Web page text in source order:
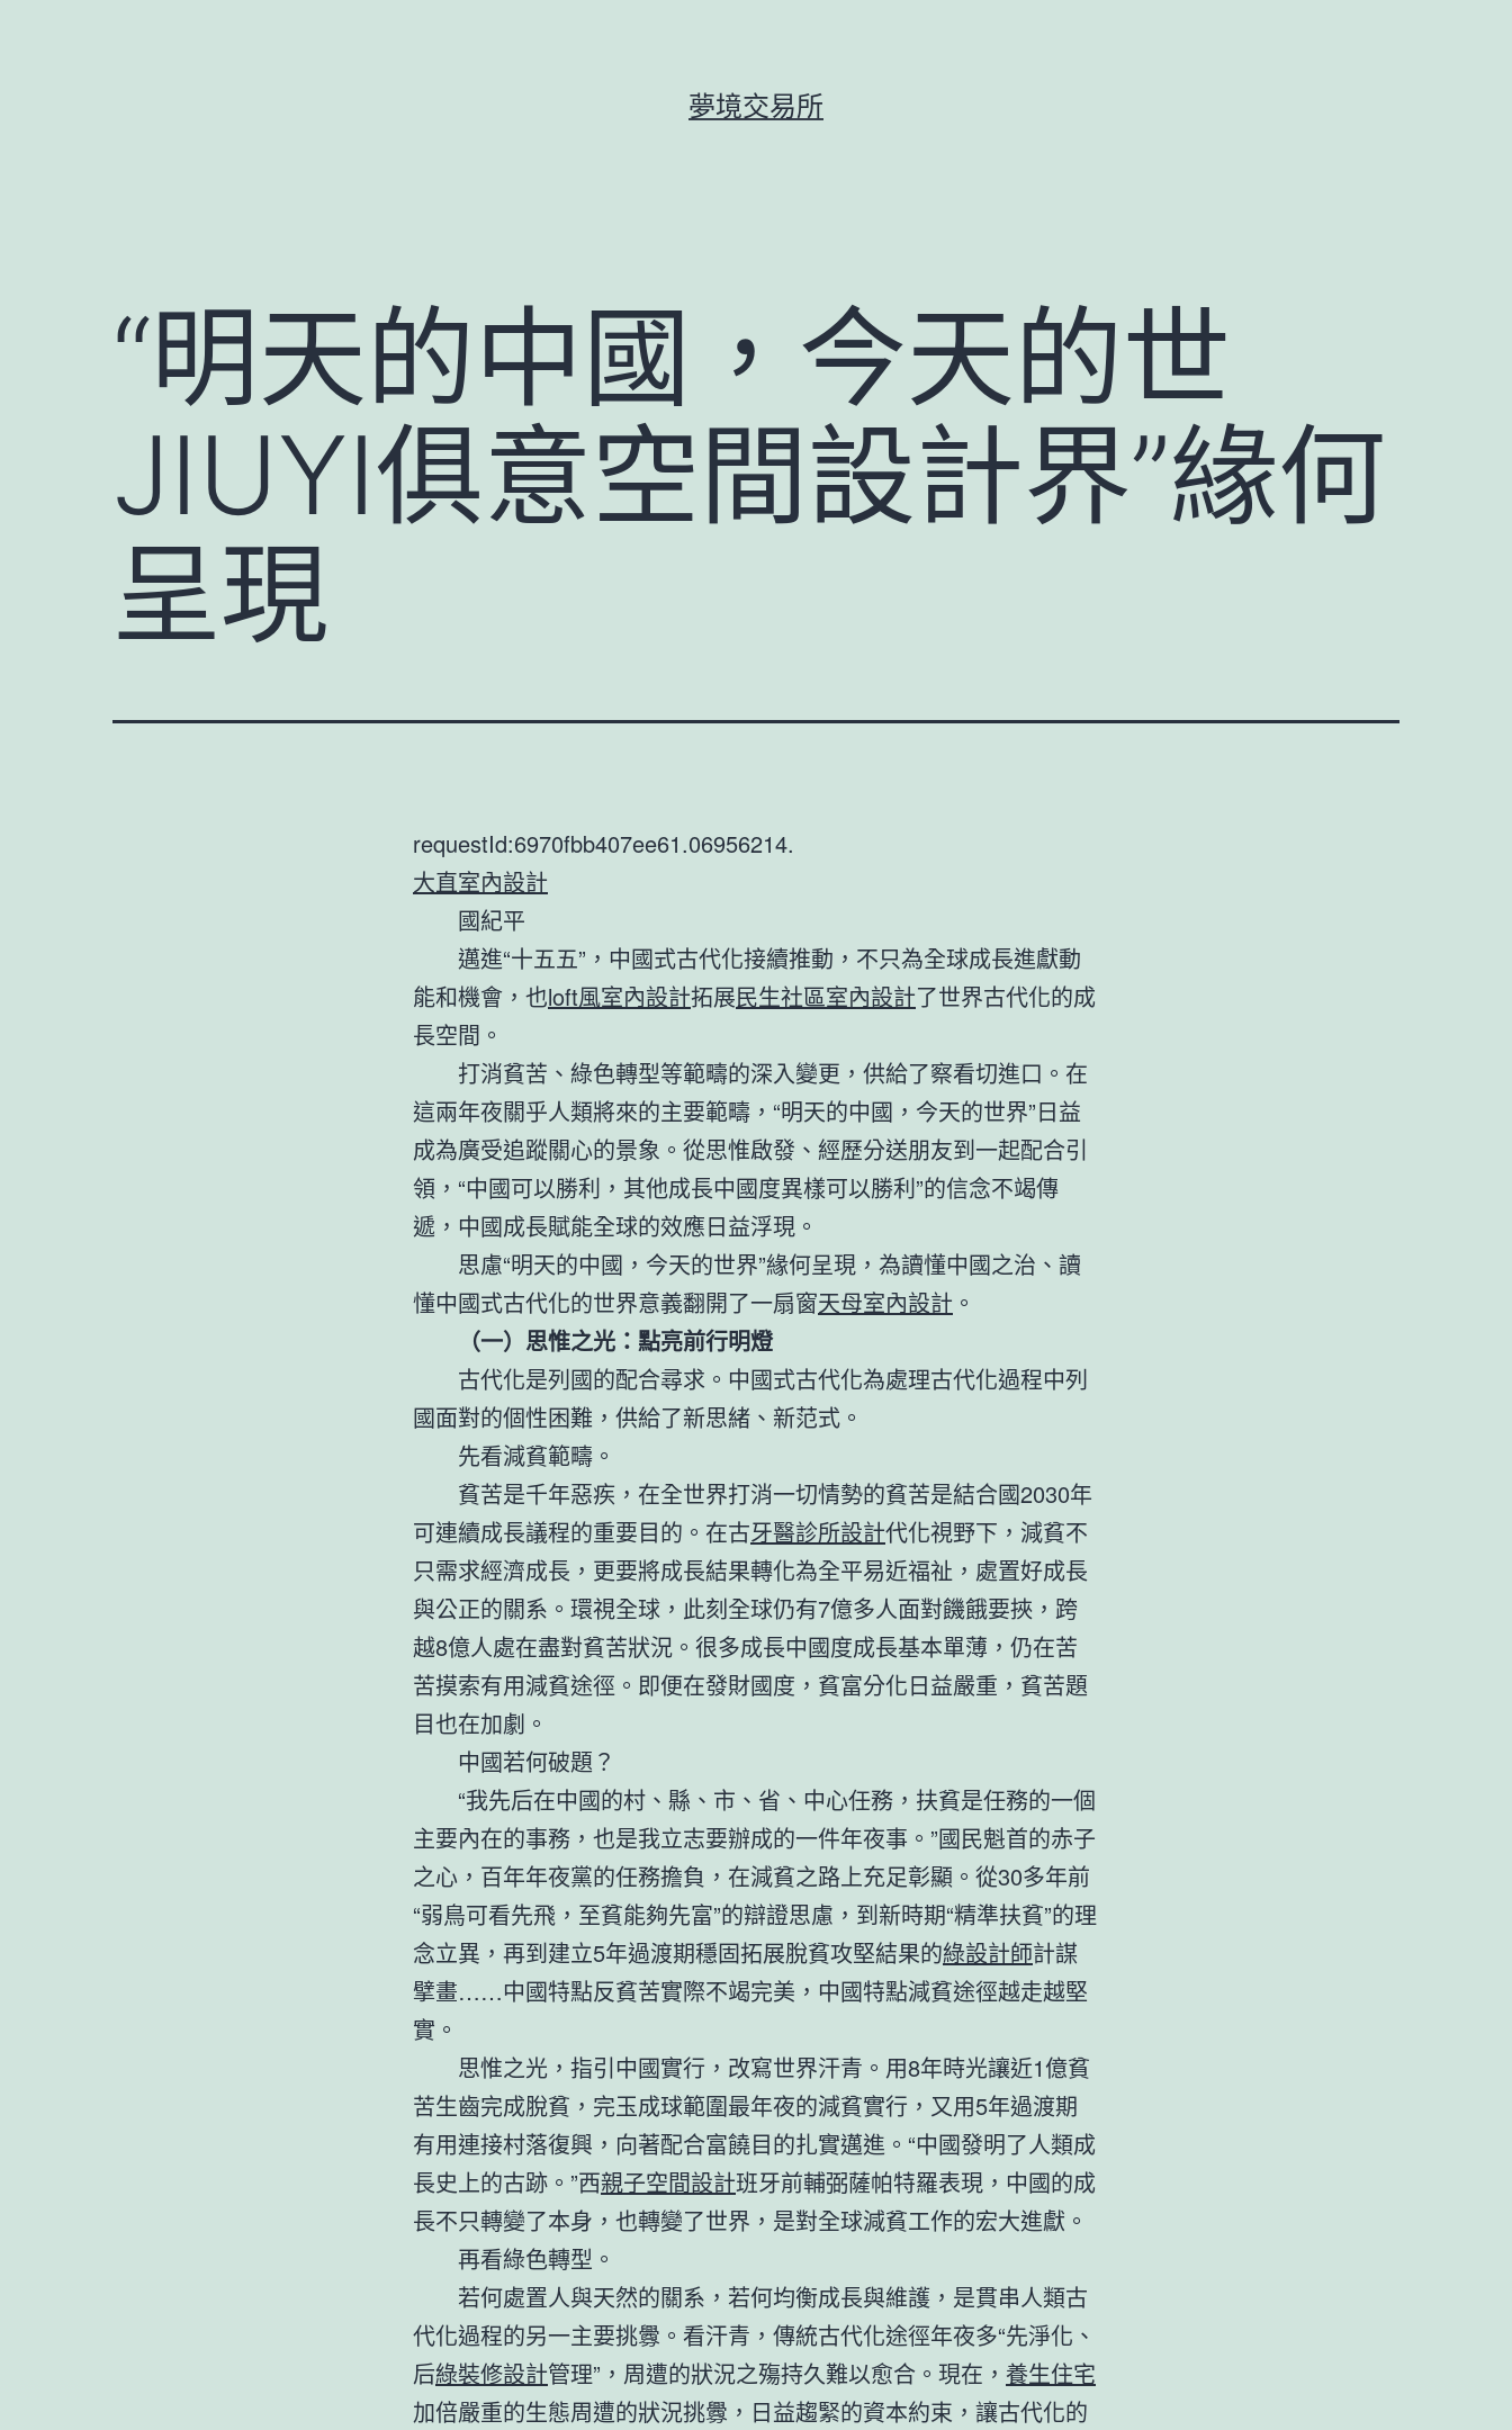
夢境交易所
“明天的中國，今天的世
JIUYI俱意空間設計界”緣何
呈現
requestId:6970fbb407ee61.06956214.
大直室內設計
國紀平
邁進“十五五”，中國式古代化接續推動，不只為全球成長進獻動
能和機會，也loft風室內設計拓展民生社區室內設計了世界古代化的成
長空間。
打消貧苦、綠色轉型等範疇的深入變更，供給了察看切進口。在
這兩年夜關乎人類將來的主要範疇，“明天的中國，今天的世界”日益
成為廣受追蹤關心的景象。從思惟啟發、經歷分送朋友到一起配合引
領，“中國可以勝利，其他成長中國度異樣可以勝利”的信念不竭傳
遞，中國成長賦能全球的效應日益浮現。
思慮“明天的中國，今天的世界”緣何呈現，為讀懂中國之治、讀
懂中國式古代化的世界意義翻開了一扇窗天母室內設計 。
（一）思惟之光：點亮前行明燈
古代化是列國的配合尋求。中國式古代化為處理古代化過程中列
國面對的個性困難，供給了新思緒、新范式。
先看減貧範疇。
貧苦是千年惡疾，在全世界打消一切情勢的貧苦是結合國2030年
可連續成長議程的重要目的。在古牙醫診所設計代化視野下，減貧不
只需求經濟成長，更要將成長結果轉化為全平易近福祉，處置好成長
與公正的關系。環視全球，此刻全球仍有7億多人面對饑餓要挾，跨
越8億人處在盡對貧苦狀況。很多成長中國度成長基本單薄，仍在苦
苦摸索有用減貧途徑。即便在發財國度，貧富分化日益嚴重，貧苦題
目也在加劇。
中國若何破題？
“我先后在中國的村、縣、市、省、中心任務，扶貧是任務的一個
主要內在的事務，也是我立志要辦成的一件年夜事。”國民魁首的赤子
之心，百年年夜黨的任務擔負，在減貧之路上充足彰顯。從30多年前
“弱鳥可看先飛，至貧能夠先富”的辯證思慮，到新時期“精準扶貧”的理
念立異，再到建立5年過渡期穩固拓展脫貧攻堅結果的綠設計師計謀
擘畫……中國特點反貧苦實際不竭完美，中國特點減貧途徑越走越堅
實。
思惟之光，指引中國實行，改寫世界汗青。用8年時光讓近1億貧
苦生齒完成脫貧，完玉成球範圍最年夜的減貧實行，又用5年過渡期
有用連接村落復興，向著配合富饒目的扎實邁進。“中國發明了人類成
長史上的古跡。”西親子空間設計班牙前輔弼薩帕特羅表現，中國的成
長不只轉變了本身，也轉變了世界，是對全球減貧工作的宏大進獻。
再看綠色轉型。
若何處置人與天然的關系，若何均衡成長與維護，是貫串人類古
代化過程的另一主要挑釁。看汗青，傳統古代化途徑年夜多“先淨化、
后綠裝修設計管理”，周遭的狀況之殤持久難以愈合。現在， 養生住宅
加倍嚴重的生態周遭的狀況挑釁，日益趨緊的資本約束，讓古代化的